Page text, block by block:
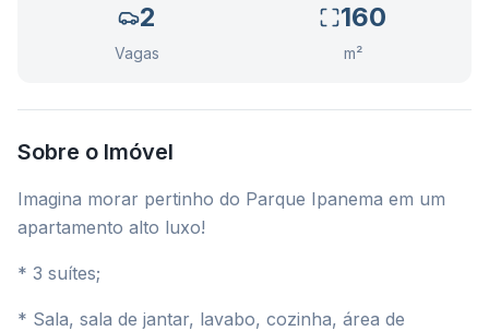
2
Vagas
160
m²
Sobre o Imóvel
Imagina morar pertinho do Parque Ipanema em um
apartamento alto luxo!
* 3 suítes;
* Sala, sala de jantar, lavabo, cozinha, área de